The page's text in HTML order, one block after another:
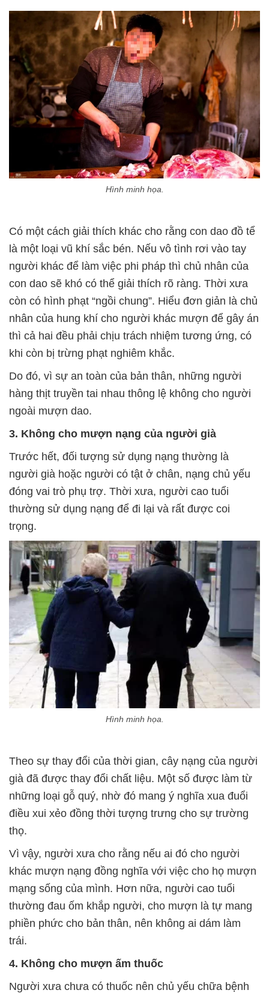
Hình minh họa.
Có một cách giải thích khác cho rằng con dao đồ tể
là một loại vũ khí sắc bén. Nếu vô tình rơi vào tay
người khác để làm việc phi pháp thì chủ nhân của
con dao sẽ khó có thể giải thích rõ ràng. Thời xưa
còn có hình phạt “ngồi chung”. Hiểu đơn giản là chủ
nhân của hung khí cho người khác mượn để gây án
thì cả hai đều phải chịu trách nhiệm tương ứng, có
khi còn bị trừng phạt nghiêm khắc.
Do đó, vì sự an toàn của bản thân, những người
hàng thịt truyền tai nhau thông lệ không cho người
ngoài mượn dao.
3. Không cho mượn nạng của người già
Trước hết, đối tượng sử dụng nạng thường là
người già hoặc người có tật ở chân, nạng chủ yếu
đóng vai trò phụ trợ. Thời xưa, người cao tuổi
thường sử dụng nạng để đi lại và rất được coi
trọng.
Hình minh họa.
Theo sự thay đổi của thời gian, cây nạng của người
già đã được thay đổi chất liệu. Một số được làm từ
những loại gỗ quý, nhờ đó mang ý nghĩa xua đuổi
điều xui xẻo đồng thời tượng trưng cho sự trường
thọ.
Vì vậy, người xưa cho rằng nếu ai đó cho người
khác mượn nạng đồng nghĩa với việc cho họ mượn
mạng sống của mình. Hơn nữa, người cao tuổi
thường đau ốm khắp người, cho mượn là tự mang
phiền phức cho bản thân, nên không ai dám làm
trái.
4. Không cho mượn ấm thuốc
Người xưa chưa có thuốc nên chủ yếu chữa bệnh